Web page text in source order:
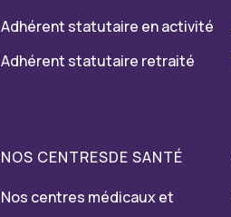
Adhérent statutaire en activité
Adhérent statutaire retraité
NOS CENTRESDE SANTÉ
Nos centres médicaux et